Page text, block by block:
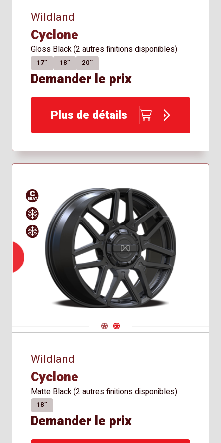
Wildland
Cyclone
Gloss Black (2 autres finitions disponibles)
17″ 18″ 20″
Demander le prix
Plus de détails
Siège
conique
Hiver
Approved
for Winter
Navigate 1
Navigate 2
Wildland
Cyclone
Matte Black (2 autres finitions disponibles)
18″
Demander le prix